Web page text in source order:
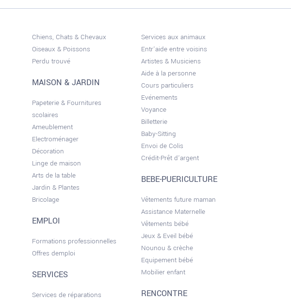
Chiens, Chats & Chevaux
Oiseaux & Poissons
Perdu trouvé
MAISON & JARDIN
Papeterie & Fournitures
scolaires
Ameublement
Electroménager
Décoration
Linge de maison
Arts de la table
Jardin & Plantes
Bricolage
EMPLOI
Formations professionnelles
Offres demploi
SERVICES
Services de réparations
Services aux animaux
Entr'aide entre voisins
Artistes & Musiciens
Aide à la personne
Cours particuliers
Evénements
Voyance
Billetterie
Baby-Sitting
Envoi de Colis
Crédit-Prêt d'argent
BEBE-PUERICULTURE
Vêtements future maman
Assistance Maternelle
Vêtements bébé
Jeux & Eveil bébé
Nounou & crèche
Equipement bébé
Mobilier enfant
RENCONTRE